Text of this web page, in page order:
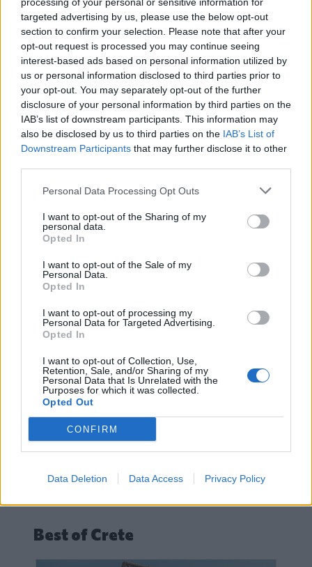
targeted advertising by us, please use the below opt-out
section to confirm your selection. Please note that after your
opt-out request is processed you may continue seeing
interest-based ads based on personal information utilized by
us or personal information disclosed to third parties prior to
your opt-out. You may separately opt-out of the further
disclosure of your personal information by third parties on the
IAB’s list of downstream participants. This information may
also be disclosed by us to third parties on the IAB’s List of
Downstream Participants that may further disclose it to other
Personal Data Processing Opt Outs
I want to opt-out of the Sharing of my
personal data.
Opted In
I want to opt-out of the Sale of my
Personal Data.
Opted In
I want to opt-out of processing my
Personal Data for Targeted Advertising.
Opted In
I want to opt-out of Collection, Use,
Retention, Sale, and/or Sharing of my
Personal Data that Is Unrelated with the
Purposes for which it was collected.
Opted Out
CONFIRM
Data Deletion Data Access Privacy Policy
τραγούδι»
Η Σελίνα Γκόμεζ συμμετέχει στο μουσικό βίντεο
LIFESTYLE 04:14
Η Σελίνα Γκόμεζ τραγουδά στα
Η Σελίνα Γκόμεζ τραγουδά στα
ισπανικά στο νέο βίντεο του
συζύγου της, Μπένι Μπλάνκο
Τζέιμς Μποντ: Η ανακοίνωση του νέου 007 «κλειδώνει»
LIFESTYLE 11:17
τέλος του 2026
Κάιλι Τζένερ: Τριετή περιοριστικά μέτρα κατά άνδρα
περιοριστικά μέτρα κατά άνδρα
που είχε γίνει η «σκιά» της
Best of Crete